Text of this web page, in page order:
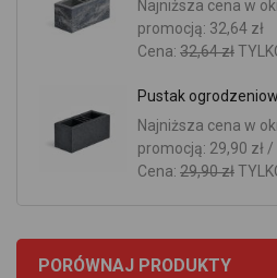
Najniższa cena w
promocją: 32,64 zł
Cena: 32,64 zł
Pustak
Najniższa cena w
promocją: 29,90 zł /
Cena: 29,90 zł
PORÓWNAJ PRODUKTY